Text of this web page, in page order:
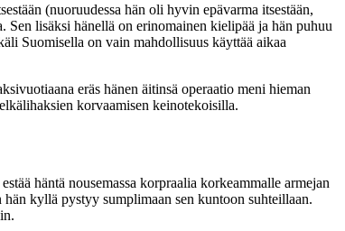
(nuoruudessa hän oli hyvin epävarma itsestään,
lisäksi hänellä on erinomainen kielipää ja hän puhuu
Suomisella on vain mahdollisuus käyttää aikaa
eräs hänen äitinsä operaatio meni hieman
korvaamisen keinotekoisilla.
häntä nousemassa korpraalia korkeammalle armejan
hän kyllä pystyy sumplimaan sen kuntoon suhteillaan.